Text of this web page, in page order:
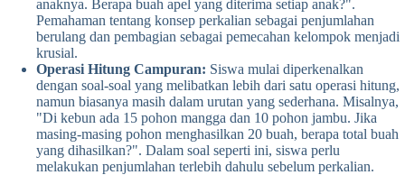
anaknya. Berapa buah apel yang diterima setiap anak?".
Pemahaman tentang konsep perkalian sebagai penjumlahan
berulang dan pembagian sebagai pemecahan kelompok menjadi
krusial.
Operasi Hitung Campuran: Siswa mulai diperkenalkan
dengan soal-soal yang melibatkan lebih dari satu operasi hitung,
namun biasanya masih dalam urutan yang sederhana. Misalnya,
"Di kebun ada 15 pohon mangga dan 10 pohon jambu. Jika
masing-masing pohon menghasilkan 20 buah, berapa total buah
yang dihasilkan?". Dalam soal seperti ini, siswa perlu
melakukan penjumlahan terlebih dahulu sebelum perkalian.